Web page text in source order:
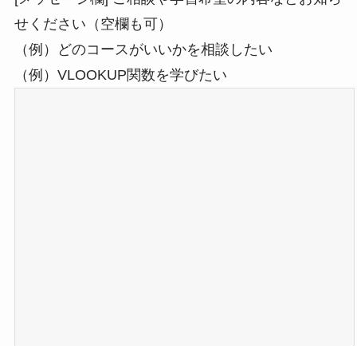
せください（空欄も可）
（例）どのコースがいいかを相談したい
（例）VLOOKUP関数を学びたい